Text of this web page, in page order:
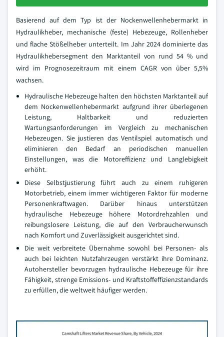
Basierend auf dem Typ ist der Nockenwellenhebermarkt in
Hydraulikheber, mechanische (feste) Hebezeuge, Rollenheber
und flache Stößelheber unterteilt. Im Jahr 2024 dominierte das
Hydraulikhebersegment den Marktanteil von rund 54 % und
wird im Prognosezeitraum mit einem CAGR von über 5,5%
wachsen.
Hydraulische Hebezeuge halten den höchsten Marktanteil auf
dem Nockenwellenhebermarkt aufgrund ihrer überlegenen
Leistung, Haltbarkeit und reduzierten
Wartungsanforderungen im Vergleich zu mechanischen
Hebezeugen. Sie justieren das Ventilspiel automatisch und
eliminieren den Bedarf an periodischen manuellen
Einstellungen, was die Motoreffizienz und Langlebigkeit
erhöht.
Diese Selbstjustierung führt auch zu einem ruhigeren
Motorbetrieb, einem immer wichtigeren Faktor für moderne
Personenkraftwagen. Darüber hinaus unterstützen
hydraulische Hebezeuge höhere Motordrehzahlen und
reibungslosere Leistung, die auf den Verbraucherwunsch
nach Komfort und Zuverlässigkeit ausgerichtet sind.
Die weit verbreitete Übernahme sowohl bei Personen- als
auch bei leichten Nutzfahrzeugen verstärkt ihre Dominanz.
Autohersteller bevorzugen hydraulische Hebezeuge für ihre
Fähigkeit, strenge Emissions- und Kraftstoffeffizienzstandards
zu erfüllen, die weltweit häufiger werden.